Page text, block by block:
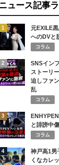
ュース記事
1
元EXILE
へのDVと
コラム
2
SNSイン
ストーリ
迫しファ
乱
コラム
3
と誹謗中
コラム
4
神戸高1男
くなカレ